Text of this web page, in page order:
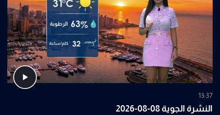
13:37
النشرة الجوية 08-08-2026